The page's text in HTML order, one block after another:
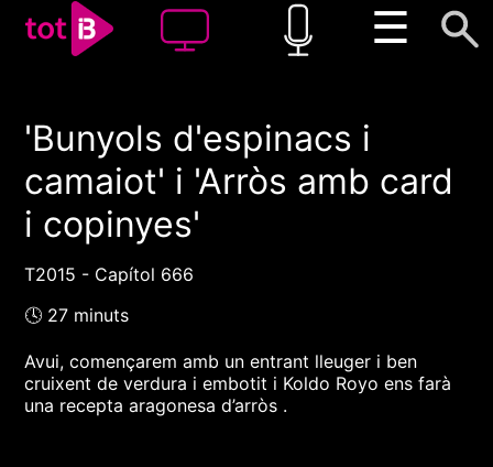
☰
00:00 00:00
1x
'Bunyols d'espinacs i
camaiot' i 'Arròs amb card
i copinyes'
T2015 - Capítol 666
🕓 27 minuts
Avui, començarem amb un entrant lleuger i ben
cruixent de verdura i embotit i Koldo Royo ens farà
una recepta aragonesa d’arròs .